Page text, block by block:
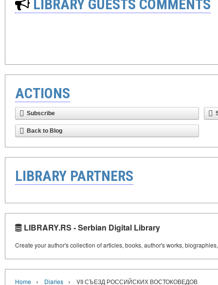
LIBRARY GUESTS COMMENTS
ACTIONS
Subscribe
Back to Blog
LIBRARY PARTNERS
LIBRARY.RS - Serbian Digital Library
Create your author's collection of articles, books, author's works,
Home › Diaries › VII СЪЕЗД РОССИЙСКИХ ВОСТОКОВЕДОВ